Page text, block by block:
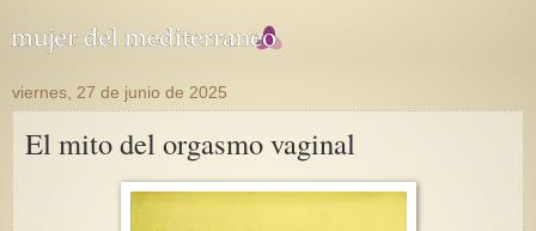
viernes, 27 de junio de 2025
El mito del orgasmo vaginal